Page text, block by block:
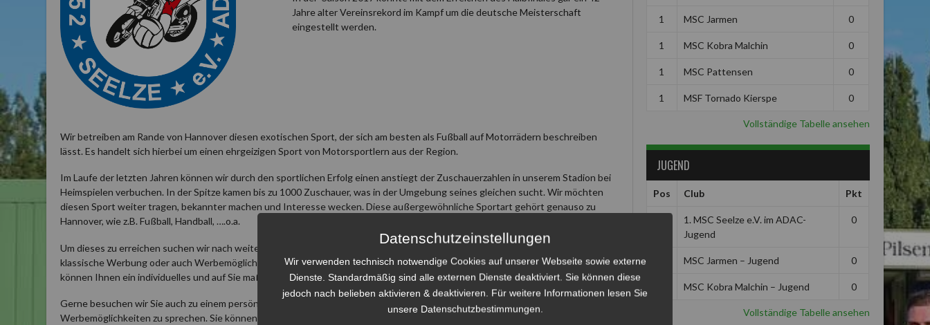
Jahre alter Vereinsrekord im Kampf um die deutsche Meisterschaft
eingestellt werden.
Wir betreiben am Rande von Hannover diesen exotischen Sport, der sich am besten als Fußball auf Motorrädern beschreiben
lässt. Es handelt sich hierbei um einen ehrgeizigen Sport von Motorsportlern aus der Region.
Im Laufe der letzten Jahren können wir durch den sportlichen Erfolg einen anstiegt der Zuschauerzahlen in unserem Stadion bei
Heimspielen verbuchen. In der Spitze kamen bis zu 1000 Zuschauer, was in der Umgebung seines gleichen sucht. Wir möchten
diesen Sport weiter tragen, bekannter machen und Interesse wecken. Diese außergewöhnliche Sportart gehört genauso zu
Hannover, wie z.B. Fußball, Handball, ….o.a.
Um dieses zu erreichen suchen wir nach weiteren Partnern, die uns auf diesem Weg unterstützen wollen. Ob reines Sponsoring,
klassische Werbung oder auch Werbemöglichkeiten auf Facebook, Website des Vereins, YouTube Channel oder Instagram. Wir
können Ihnen ein individuelles und auf Sie maßgeschneidertes Angebot erstellen.
Gerne besuchen wir Sie auch zu einem persönlichen Gespräch, um über den Sport, den Verein, sowie auch konkrete
Werbemöglichkeiten zu sprechen. Sie können uns auch einfach an einen unserer Spieltage besuchen kommen und sich selbst
1 MSC Jarmen 0
1 MSC Kobra Malchin 0
1 MSC Pattensen 0
1 MSF Tornado Kierspe 0
Vollständige Tabelle ansehen
JUGEND
Pos Club Pkt
1. MSC Seelze e.V. im ADAC-
Jugend
0
MSC Jarmen – Jugend 0
MSC Kobra Malchin – Jugend 0
Vollständige Tabelle ansehen
Datenschutzeinstellungen
Wir verwenden technisch notwendige Cookies auf unserer Webseite sowie externe
Dienste. Standardmäßig sind alle externen Dienste deaktiviert. Sie können diese
jedoch nach belieben aktivieren & deaktivieren. Für weitere Informationen lesen Sie
unsere Datenschutzbestimmungen.